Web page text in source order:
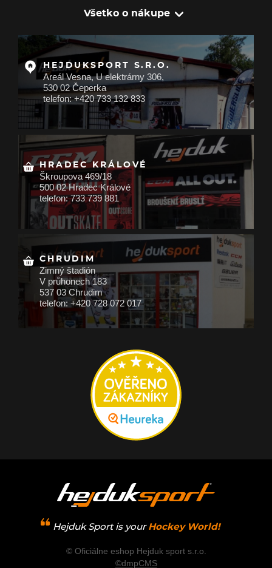
Všetko o nákupe
HEJDUKSPORT S.R.O.
Areál Vesna, U elektrárny 306,
530 02 Čeperka
telefon: +420 733 132 833
HRADEC KRÁLOVÉ
Škroupova 469/18
500 02 Hradec Králové
telefon: 733 739 881
CHRUDIM
Zimný štadión
V průhonech 183
537 03 Chrudim
telefon: +420 728 072 017
Hejduk Sport is your Hockey World!
© Oficiálne eshop Hejduk sport s.r.o.
©dmpCMS